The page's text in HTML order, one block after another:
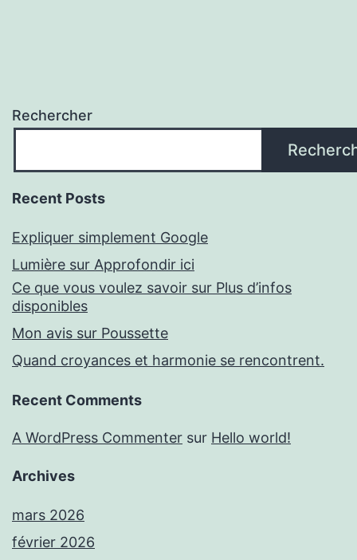
Rechercher
Recent Posts
Expliquer simplement Google
Lumière sur Approfondir ici
Ce que vous voulez savoir sur Plus d’infos
disponibles
Mon avis sur Poussette
Quand croyances et harmonie se rencontrent.
Recent Comments
A WordPress Commenter sur Hello world!
Archives
mars 2026
février 2026